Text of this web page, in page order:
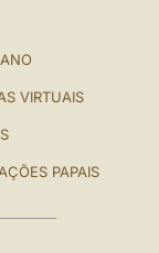
VIRTUAIS
PAPAIS